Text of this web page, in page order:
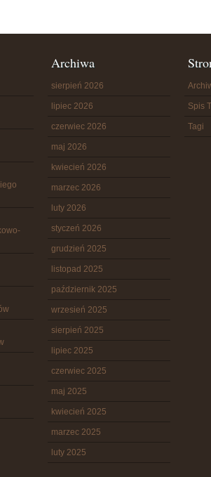
Archiwa
sierpień 2026
lipiec 2026
czerwiec 2026
maj 2026
kwiecień 2026
marzec 2026
luty 2026
styczeń 2026
grudzień 2025
listopad 2025
październik 2025
wrzesień 2025
sierpień 2025
lipiec 2025
czerwiec 2025
maj 2025
kwiecień 2025
marzec 2025
luty 2025
Spis
Tagi